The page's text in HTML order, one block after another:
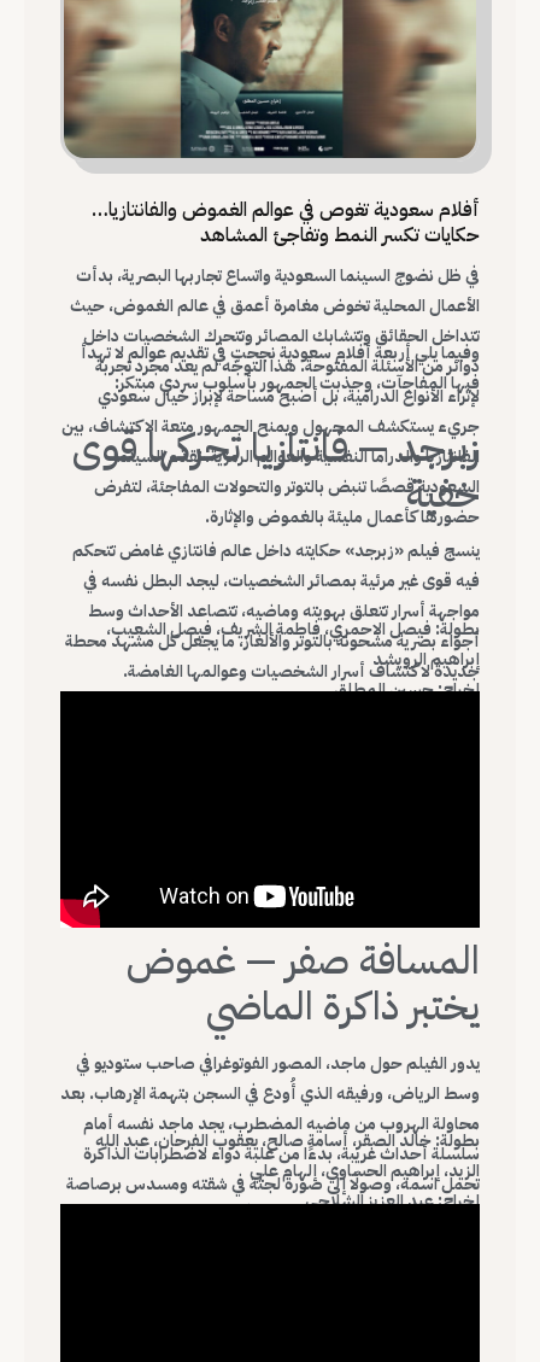
أفلام سعودية تغوص في عوالم الغموض والفانتازيا…
حكايات تكسر النمط وتفاجئ المشاهد
في ظل نضوج السينما السعودية واتساع تجاربها البصرية، بدأت
الأعمال المحلية تخوض مغامرة أعمق في عالم الغموض، حيث
تتداخل الحقائق وتتشابك المصائر وتتحرك الشخصيات داخل
دوائر من الأسئلة المفتوحة. هذا التوجّه لم يعد مجرد تجربة
لإثراء الأنواع الدرامية، بل أصبح مساحة لإبراز خيال سعودي
جريء يستكشف المجهول ويمنح الجمهور متعة الاكتشاف، بين
الفانتازيا والدراما النفسية والعوالم الرمزية، تقدّم السينما
السعودية قصصًا تنبض بالتوتر والتحولات المفاجئة، لتفرض
حضورها كأعمال مليئة بالغموض والإثارة.
وفيما يلي أربعة أفلام سعودية نجحت في تقديم عوالم لا تهدأ
فيها المفاجآت، وجذبت الجمهور بأسلوب سردي مبتكر:
زبرجد — فانتازيا تحركها قوى
خفية
ينسج فيلم «زبرجد» حكايته داخل عالم فانتازي غامض تتحكم
فيه قوى غير مرئية بمصائر الشخصيات، ليجد البطل نفسه في
مواجهة أسرار تتعلق بهويته وماضيه، تتصاعد الأحداث وسط
أجواء بصرية مشحونة بالتوتر والألغاز، ما يجعل كل مشهد محطة
جديدة لاكتشاف أسرار الشخصيات وعوالمها الغامضة.
بطولة: فيصل الاحمري، فاطمة الشريف، فيصل الشعيب،
إبراهيم الرويشد
إخراج: حسين المطلق
المسافة صفر — غموض
يختبر ذاكرة الماضي
يدور الفيلم حول ماجد، المصور الفوتوغرافي صاحب ستوديو في
وسط الرياض، ورفيقه الذي أُودع في السجن بتهمة الإرهاب. بعد
محاولة الهروب من ماضيه المضطرب، يجد ماجد نفسه أمام
سلسلة أحداث غريبة، بدءًا من علبة دواء لاضطرابات الذاكرة
تحمل اسمه، وصولًا إلى صورة لجثة في شقته ومسدس برصاصة
بطولة: خالد الصقر، أسامة صالح، يعقوب الفرحان، عبد الله
الزيد، إبراهيم الحساوي، إلهام علي
إخراج: عبد العزيز الشلاحي